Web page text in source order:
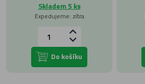
Skladem 5 ks
Expedujeme: zítra
Do košíku